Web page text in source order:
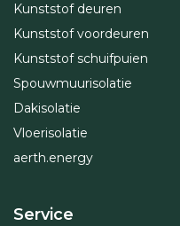
Kunststof deuren
Kunststof voordeuren
Kunststof schuifpuien
Spouwmuurisolatie
Dakisolatie
Vloerisolatie
aerth.energy
Service